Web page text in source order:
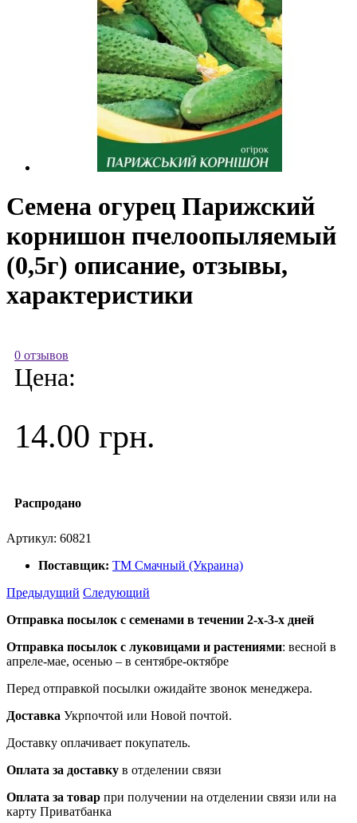
Семена огурец Парижский
корнишон пчелоопыляемый
(0,5г) описание, отзывы,
характеристики
0 отзывов
Цена:
14.00 грн.
Распродано
Артикул: 60821
Поставщик: ТМ Смачный (Украина)
Предыдущий Следующий
Отправка посылок с семенами в течении 2-х-3-х дней
Отправка посылок с луковицами и растениями: весной в
апреле-мае, осенью – в сентябре-октябре
Перед отправкой посылки ожидайте звонок менеджера.
Доставка Укрпочтой или Новой почтой.
Доставку оплачивает покупатель.
Оплата за доставку в отделении связи
Оплата за товар при получении на отделении связи или на
карту Приватбанка